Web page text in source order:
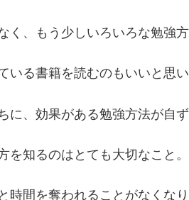
く、もう少しいろいろな勉強
いる書籍を読むのもいいと思い
に、効果がある勉強方法が自ず
知るのはとても大切なこと。
時間を奪われることがなくなり